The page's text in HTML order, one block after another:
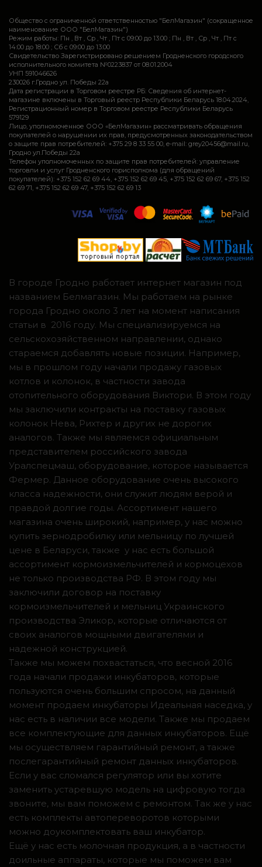
Общество с ограниченной ответственностью "БелМагазин" (сокращенное
наименование ООО "БелМагазин")
Режим работы: Пн , Вт , Ср , Чт , Пт c 09:00 до 13:00 ; Пн , Вт , Ср , Чт , Пт c
14:00 до 18:00 ; Сб c 09:00 до 13:00
Свидетельство Зарегистрировано решением Гродненского городского
исполнительного комитета №0223837 от 08.01.2004
УНП 591046626
230026 г.Гродно ул. Победы 22а
Дата регистрации в Торговом реестре РБ: Сведения об интернет-
магазине включены в Торговый реестр Республики Беларусь 18.04.2024,
Регистрационный номер в Торговом реестре Республики Беларусь
579129
Лицо, уполномоченное ООО «БелМагазин» рассматривать обращения
покупателей о нарушении их прав, предусмотренных законодательством
о защите прав потребителей: +375 29 8 33 55 00, e-mail: grey20456@mail.ru,
Гродно ул.Победы 22а
Телефон уполномоченных по защите прав потребителей: управление
торговли и услуг Гродненского горисполкома (для обращений
покупателей): +375 152 62 69 44, +375 152 62 69 45, +375 152 62 69 67, +375 152
62 69 71, +375 152 62 69 47, +375 152 62 69 13
В городе Гродно работает интернет магазин под
названием Белмагазин. Мы работаем на рынке
города Гродно около 3 лет на момент написания
статьи в 2016 году. Мы специализируемся на
сельскохозяйственном направлении, однако
стараемся добавлять новые позиции. Например,
мы в прошлом году начали продажу газовых
котлов и колонок, в частности завода
отопительного оборудования Виктори. В этом году
мы заключили контракты на поставку газовых
колонок Нева, Рихтер и других не дорогих
аналогов. Также мы являемся официальным
представителем российского завода
Уралспецмаш, оборудование, которое называется
Фермер. Данное оборудование очень высокого
класса надежности, они служит людям верой и
правдой долгие годы. Ассортимент нашего
магазина очень широкий, например, у нас можно
купить зернодробилку или мельницу по лучшей
цене в Беларуси, также у нас есть большой
ассортимент кормоизмельчителей и кормоцехов
не только производства РФ. В этом году мы
заключили договор на поставку
кормоизмельчителей и мельниц Украинского
производства Эликор, которые отличаются от
своих аналогов мощными двигателями и
надежной конструкцией.
Также мы можем похвастаться, что весной 2016
года начали продажи инкубаторов, которые
пользуются очень большим спросом, на данный
момент продаем инкубаторы Идеальная наседка, у
нас есть в наличии все модели. Также мы продаем
все комплектующие для данных инкубаторов. Ещё
мы осуществляем гарантийный ремонт, а также
послегарантийный ремонт данных инкубаторов.
Если у вас сломался регулятор или вы хотите
заменить устаревшую модель на цифровую тогда
звоните, мы вам поможем с ремонтом. Так же у нас
есть комплекты автопереворотов которыми
можно доукомплектовать ваш инкубатор.
Ещё у нас есть молочная продукция, а в частности
доильные аппараты, которые мы поможем вам